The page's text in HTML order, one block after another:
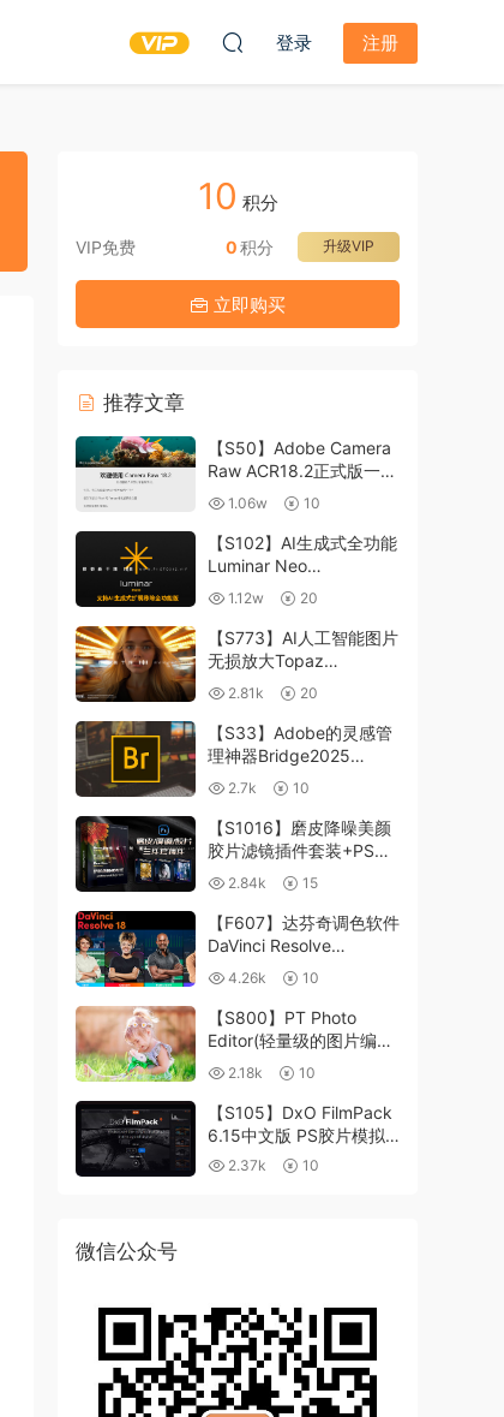
登录 注册
10 积分
VIP免费 升级VIP
0积分
立即购买
推荐文章
【S50】Adobe Camera
Raw ACR18.2正式版一键
升级包 ACR最新升级包
支持WIN和MAC
1.06w 10
【S102】AI生成式全功能
Luminar Neo
1.24.4(x64)超强修图插件
中文版WIN+MAC含400
个预设
1.12w 20
【S773】AI人工智能图片
无损放大Topaz
Gigapixel AI 8.4.0.1b照
片模糊清晰 PS插件+独立
版 WIN/MAC
2.81k 20
【S33】Adobe的灵感管
理神器Bridge2025
15.0.3 WIN系统 右键可
进入ACR
2.7k 10
【S1016】磨皮降噪美颜
胶片滤镜插件套装+PS动
作 Imagenomic
Professional Plugin Suite
v2027 Win汉化中文版
2.84k 15
【F607】达芬奇调色软件
DaVinci Resolve
Studio18.6Win、Mac 中
文/英文
4.26k 10
【S800】PT Photo
Editor(轻量级的图片编辑
工具)5.10.3汉化版 WIN
2.18k 10
【S105】DxO FilmPack
6.15中文版 PS胶片模拟
滤镜支持WIN/MAC
2.37k 10
微信公众号